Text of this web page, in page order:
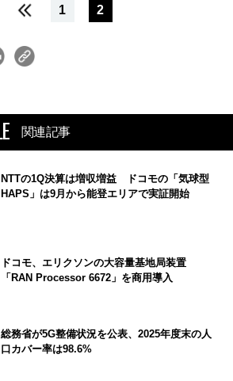
1 2
関連記事
NTTの1Q決算は増収増益 ドコモの「気球型
HAPS」は9月から能登エリアで実証開始
ドコモ、エリクソンの大容量基地局装置
「RAN Processor 6672」を商用導入
総務省が5G整備状況を公表、2025年度末の人
口カバー率は98.6%